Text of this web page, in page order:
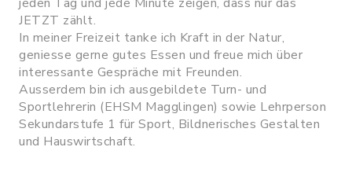
JETZT zählt.
In meiner Freizeit tanke ich Kraft in der Natur,
geniesse gerne gutes Essen und freue mich über
interessante Gespräche mit Freunden.
Ausserdem bin ich ausgebildete Turn- und
Sportlehrerin (EHSM Magglingen) sowie Lehrperson
Sekundarstufe 1 für Sport, Bildnerisches Gestalten
und Hauswirtschaft.